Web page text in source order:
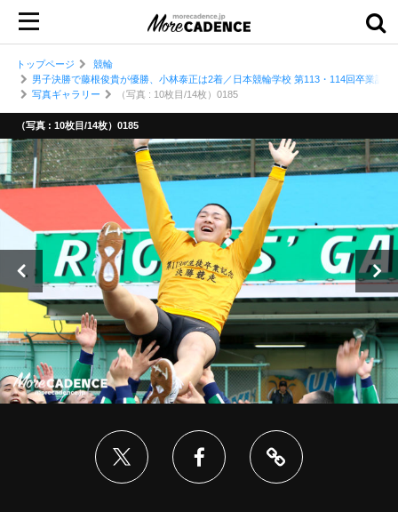
トップページ
競輪
男子決勝で藤根俊貴が優勝、小林泰正は2着／日本競輪学校 第113・114回卒業記念
写真ギャラリー
（写真 : 10枚目/14枚）0185
（写真 : 10枚目/14枚）0185